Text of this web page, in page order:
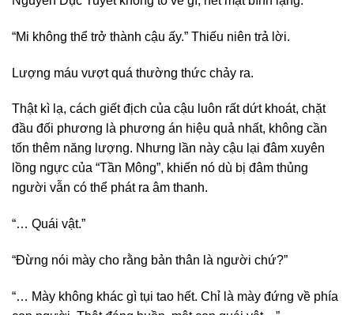
“Mi không thể trở thành cậu ấy.” Thiếu niên trả lời.
Lượng máu vượt quá thường thức chảy ra.
Thật kì lạ, cách giết địch của cậu luôn rất dứt khoát, chặt
đầu đối phương là phương án hiệu quả nhất, không cần
tốn thêm năng lượng. Nhưng lần này cậu lại đâm xuyên
lồng ngực của “Tần Mông”, khiến nó dù bị đâm thủng
người vẫn có thể phát ra âm thanh.
“… Quái vật.”
“Đừng nói mày cho rằng bản thân là người chứ?”
“… Mày không khác gì tụi tao hết. Chỉ là mày đứng về phía